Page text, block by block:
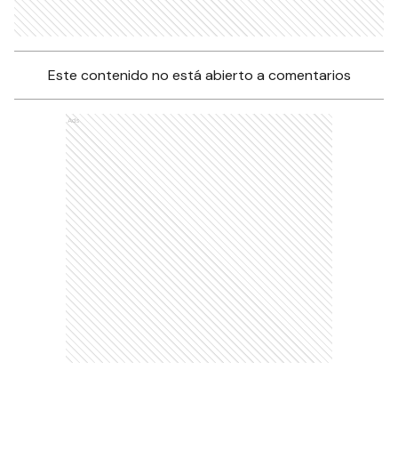
Este contenido no está abierto a comentarios
Ads